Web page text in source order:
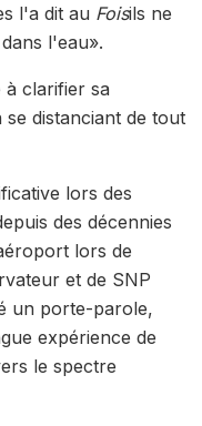
l'a dit au Foisils ne
l'eau».
à clarifier sa
distanciant de tout
lors des
des décennies
lors de
et de SNP
un porte-parole,
expérience de
le spectre